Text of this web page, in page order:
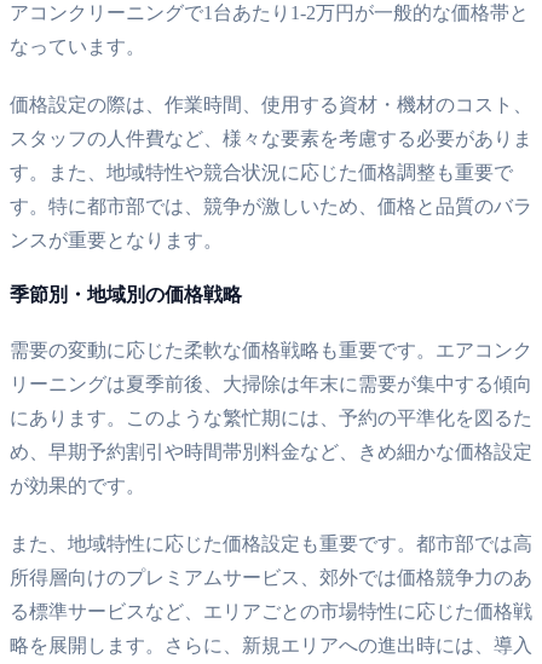
アコンクリーニングで1台あたり1-2万円が一般的な価格帯と
なっています。
価格設定の際は、作業時間、使用する資材・機材のコスト、
スタッフの人件費など、様々な要素を考慮する必要がありま
す。また、地域特性や競合状況に応じた価格調整も重要で
す。特に都市部では、競争が激しいため、価格と品質のバラ
ンスが重要となります。
季節別・地域別の価格戦略
需要の変動に応じた柔軟な価格戦略も重要です。エアコンク
リーニングは夏季前後、大掃除は年末に需要が集中する傾向
にあります。このような繁忙期には、予約の平準化を図るた
め、早期予約割引や時間帯別料金など、きめ細かな価格設定
が効果的です。
また、地域特性に応じた価格設定も重要です。都市部では高
所得層向けのプレミアムサービス、郊外では価格競争力のあ
る標準サービスなど、エリアごとの市場特性に応じた価格戦
略を展開します。さらに、新規エリアへの進出時には、導入